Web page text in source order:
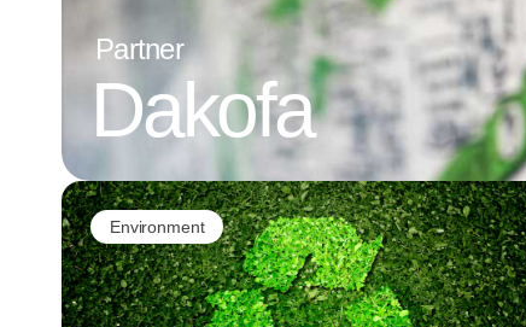
Partner
Dakofa
Environment